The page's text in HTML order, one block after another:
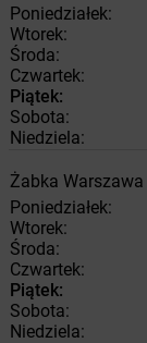
Poniedziałek:
Wtorek:
Środa:
Czwartek:
Piątek:
Sobota:
Niedziela:
Żabka Warszawa
Poniedziałek:
Wtorek:
Środa:
Czwartek:
Piątek:
Sobota:
Niedziela: